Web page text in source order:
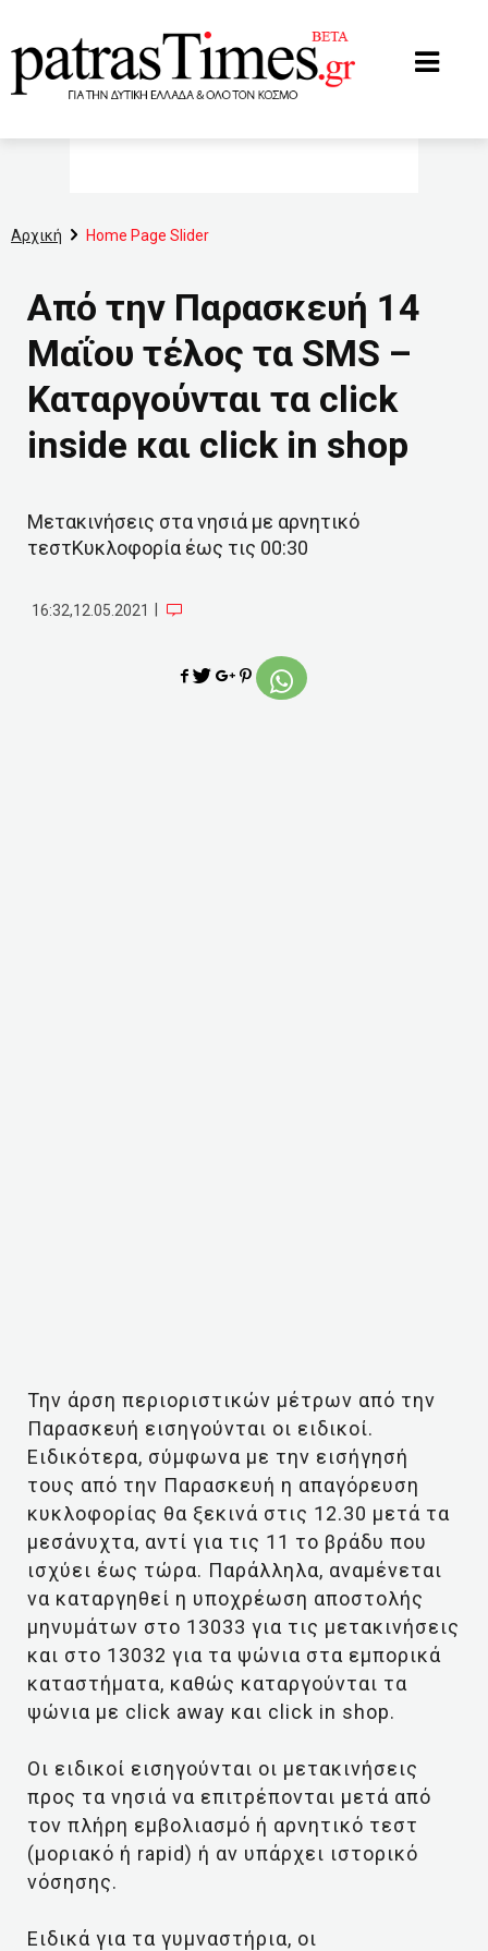
Αρχική Home Page Slider
Από την Παρασκευή 14
Μαΐου τέλος τα SMS –
Καταργούνται τα click
inside και click in shop
Μετακινήσεις στα νησιά με αρνητικό
τεστΚυκλοφορία έως τις 00:30
16:32,12.05.2021
Την άρση περιοριστικών μέτρων από την
Παρασκευή εισηγούνται οι ειδικοί.
Ειδικότερα, σύμφωνα με την εισήγησή
τους από την Παρασκευή η απαγόρευση
κυκλοφορίας θα ξεκινά στις 12.30 μετά τα
μεσάνυχτα, αντί για τις 11 το βράδυ που
ισχύει έως τώρα. Παράλληλα, αναμένεται
να καταργηθεί η υποχρέωση αποστολής
μηνυμάτων στο 13033 για τις μετακινήσεις
και στο 13032 για τα ψώνια στα εμπορικά
καταστήματα, καθώς καταργούνται τα
ψώνια με click away και click in shop.
Οι ειδικοί εισηγούνται οι μετακινήσεις
προς τα νησιά να επιτρέπονται μετά από
τον πλήρη εμβολιασμό ή αρνητικό τεστ
(μοριακό ή rapid) ή αν υπάρχει ιστορικό
νόσησης.
Ειδικά για τα γυμναστήρια, οι